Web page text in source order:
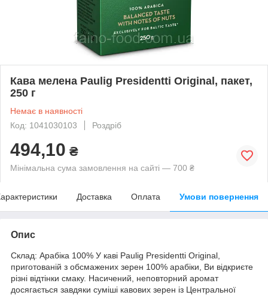
Кава мелена Paulig Presidentti Original, пакет,
250 г
Немає в наявності
Код: 1041030103
Роздріб
494,10 ₴
Мінімальна сума замовлення на сайті — 700 ₴
Доставка Оплата Умови повернення
Опис
Склад: Арабіка 100% У каві Paulig Presidentti Original,
приготованій з обсмажених зерен 100% арабіки, Ви відкриєте
різні відтінки смаку. Насичений, неповторний аромат
досягається завдяки суміші кавових зерен із Центральної